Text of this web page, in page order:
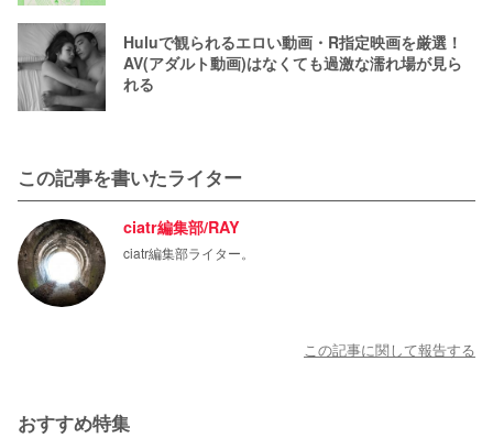
Huluで観られるエロい動画・R指定映画を厳選！
AV(アダルト動画)はなくても過激な濡れ場が見ら
れる
この記事を書いたライター
ciatr編集部/RAY
ciatr編集部ライター。
この記事に関して報告する
おすすめ特集